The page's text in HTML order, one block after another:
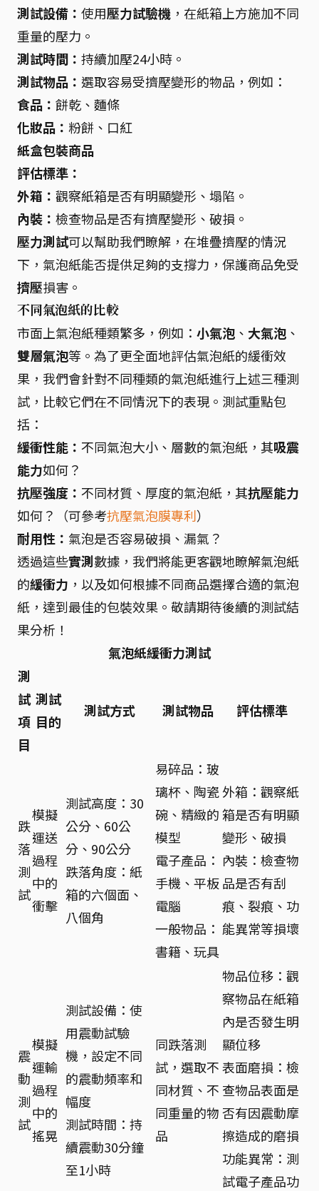
測試設備： 使用壓力試驗機 ，在紙箱上方施加不同
重量的壓力。
測試時間： 持續加壓24小時。
測試物品： 選取容易受擠壓變形的物品，例如：
食品： 餅乾、麵條
化妝品： 粉餅、口紅
紙盒包裝商品
評估標準：
外箱： 觀察紙箱是否有明顯變形、塌陷。
內裝： 檢查物品是否有擠壓變形、破損。
壓力測試可以幫助我們瞭解，在堆疊擠壓的情況
下，氣泡紙能否提供足夠的支撐力，保護商品免受
擠壓損害。
不同氣泡紙的比較
市面上氣泡紙種類繁多，例如： 小氣泡 、 大氣泡 、
雙層氣泡等。為了更全面地評估氣泡紙的緩衝效
果，我們會針對不同種類的氣泡紙進行上述三種測
試，比較它們在不同情況下的表現。測試重點包
括：
緩衝性能： 不同氣泡大小、層數的氣泡紙，其吸震
能力如何？
抗壓強度： 不同材質、厚度的氣泡紙，其抗壓能力
如何？（可參考抗壓氣泡膜專利）
耐用性： 氣泡是否容易破損、漏氣？
透過這些實測數據，我們將能更客觀地瞭解氣泡紙
的緩衝力 ，以及如何根據不同商品選擇合適的氣泡
紙，達到最佳的包裝效果。敬請期待後續的測試結
果分析！
氣泡紙緩衝力測試
測
試
項
目
測試
目的
測試方式 測試物品 評估標準
跌
落
測
試
模擬
運送
過程
中的
衝擊
測試高度：30
公分、60公
分、90公分
跌落角度：紙
箱的六個面、
八個角
易碎品：玻
璃杯、陶瓷
碗、精緻的
模型
電子產品：
手機、平板
電腦
一般物品：
書籍、玩具
外箱：觀察紙
箱是否有明顯
變形、破損
內裝：檢查物
品是否有刮
痕、裂痕、功
能異常等損壞
震
動
測
試
模擬
運輸
過程
中的
搖晃
測試設備：使
用震動試驗
機，設定不同
的震動頻率和
幅度
測試時間：持
續震動30分鐘
至1小時
同跌落測
試，選取不
同材質、不
同重量的物
品
物品位移：觀
察物品在紙箱
內是否發生明
顯位移
表面磨損：檢
查物品表面是
否有因震動摩
擦造成的磨損
功能異常：測
試電子產品功